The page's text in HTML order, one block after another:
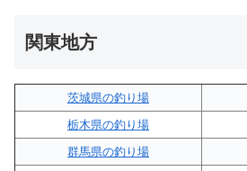
関東地方
茨城県の釣り場
栃木県の釣り場
群馬県の釣り場